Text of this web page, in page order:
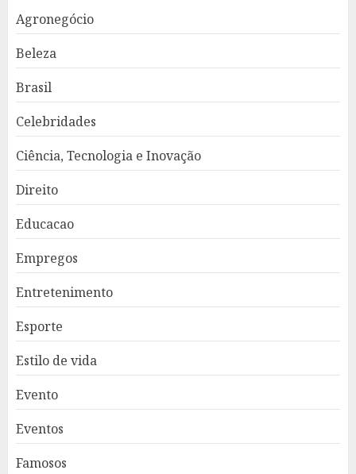
Agronegócio
Beleza
Brasil
Celebridades
Ciência, Tecnologia e Inovação
Direito
Educacao
Empregos
Entretenimento
Esporte
Estilo de vida
Evento
Eventos
Famosos